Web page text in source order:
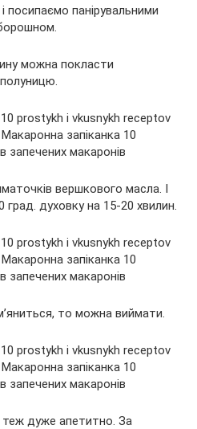
панірувальними
можна покласти
вершкового масла. І
град. духовку на 15-20 хвилин.
то можна виймати.
теж дуже апетитно. За